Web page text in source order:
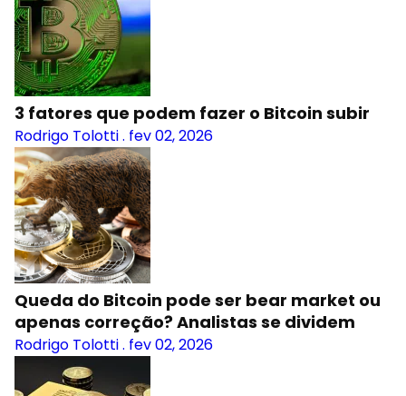
3 fatores que podem fazer o Bitcoin subir
Rodrigo Tolotti.fev 02, 2026
Queda do Bitcoin pode ser bear market ou
apenas correção? Analistas se dividem
Rodrigo Tolotti fev 02, 2026